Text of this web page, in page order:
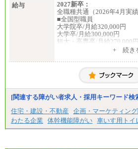
給与
2027新卒：
全職種共通（2026年4月実績
■全国型職員
大学院卒/月給320,000円
大学卒/月給300,000円
短大・高専卒/月給270,000円
大学院卒/月給256,000円～
大学卒/月給240,000円～
短大・高専卒/月給216,000
■特定職員※
大学院卒/月給234,000円～
大学卒/月給219,000円～
短大・高専卒/月給197,000
※拠点型職員、特定職員の
+ 続き
[関連する障がい者求人・採用キーワード検
住宅・建設・不動産
企画・マーケティン
わたる企業
体幹機能障がい 車いす用トイ